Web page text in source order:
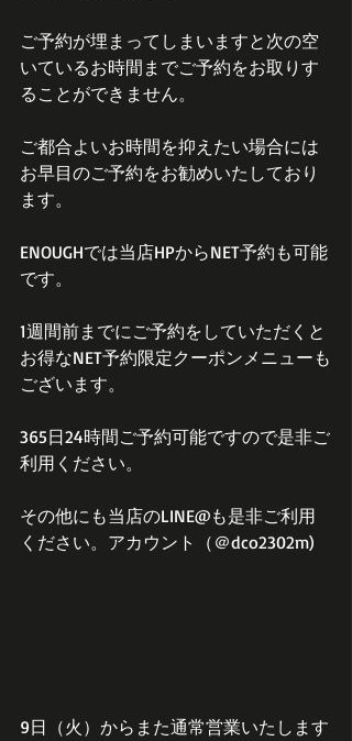
ご予約が埋まってしまいますと次の空
いているお時間までご予約をお取りす
ることができません。
ご都合よいお時間を抑えたい場合には
お早目のご予約をお勧めいたしており
ます。
ENOUGHでは当店HPからNET予約も可能
です。
1週間前までにご予約をしていただくと
お得なNET予約限定クーポンメニューも
ございます。
365日24時間ご予約可能ですので是非ご
利用ください。
その他にも当店のLINE@も是非ご利用
ください。アカウント（＠dco2302m)
9日（火）からまた通常営業いたします